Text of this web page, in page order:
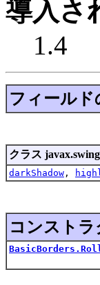
導入さ
1.4
フィールド
クラス
darkShadow ,
コンスト